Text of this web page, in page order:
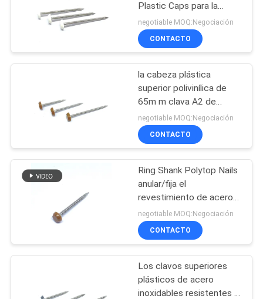
DEL
SITIO
PRIVACY
Plastic Caps para la
construcción exterior
negotiable MOQ:Negociación
CONTACTO
la cabeza plástica
superior polivinílica de
65m m clava A2 de
acero inoxidable Ring
Shank Nails/pernos
negotiable MOQ:Negociación
CONTACTO
Ring Shank Polytop Nails
anular/fija el
revestimiento de acero
inoxidable 40m m
negotiable MOQ:Negociación
CONTACTO
Los clavos superiores
plásticos de acero
inoxidables resistentes a